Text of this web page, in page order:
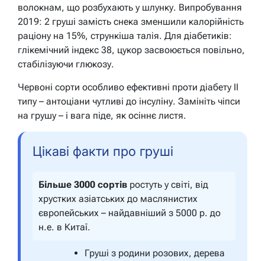
волокнам, що розбухають у шлунку. Випробування
2019: 2 груші замість снека зменшили калорійність
раціону на 15%, стрункіша талія. Для діабетиків:
глікемічний індекс 38, цукор засвоюється повільно,
стабілізуючи глюкозу.
Червоні сорти особливо ефективні проти діабету II
типу – антоціани чутливі до інсуліну. Замініть чіпси
на грушу – і вага піде, як осіннє листя.
Цікаві факти про груші
Більше 3000 сортів ростуть у світі, від
хрустких азіатських до маслянистих
європейських – найдавніший з 5000 р. до
н.е. в Китаї.
Груші з родини розових, дерева